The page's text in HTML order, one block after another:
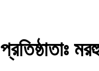
প্রতিষ্ঠাতাঃ